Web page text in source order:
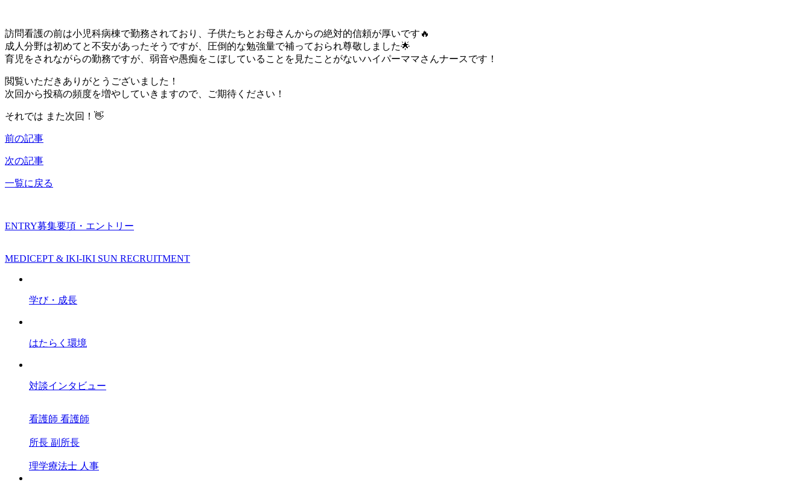
訪問看護の前は小児科病棟で勤務されており、子供たちとお母さんからの絶対的信頼が厚いです🔥
成人分野は初めてと不安があったそうですが、圧倒的な勉強量で補っておられ尊敬しました🌟
育児をされながらの勤務ですが、弱音や愚痴をこぼしていることを見たことがないハイパーママさんナースです！
閲覧いただきありがとうございました！
次回から投稿の頻度を増やしていきますので、ご期待ください！
それでは また次回！👋
前の記事
次の記事
一覧に戻る
ENTRY募集要項・エントリー
MEDICEPT & IKI-IKI SUN RECRUITMENT
学び・成長
はたらく環境
対談インタビュー
看護師 看護師
所長 副所長
理学療法士 人事